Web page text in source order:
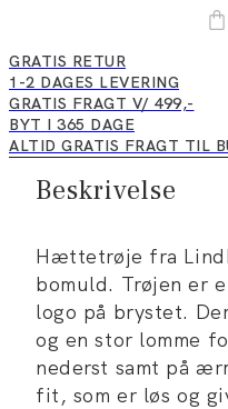
GRATIS RETUR
1-2 DAGES LEVERING
GRATIS FRAGT V/ 499,-
BYT I 365 DAGE
ALTID GRATIS FRAGT TIL
Beskrivelse
Hættetrøje fra
bomuld. Trøjen er
logo på brystet.
og en stor lomme
nederst samt på
fit, som er løs og